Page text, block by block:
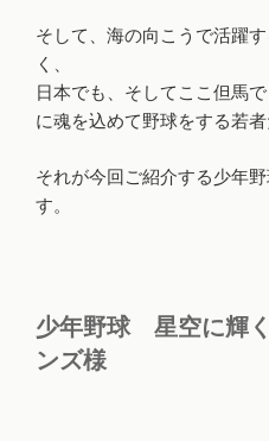
そして、海の向こうで活躍
く、
日本でも、そしてここ但馬
に魂を込めて野球をする若者
それが今回ご紹介する少年
す。
少年野球 星空に輝
ンズ様